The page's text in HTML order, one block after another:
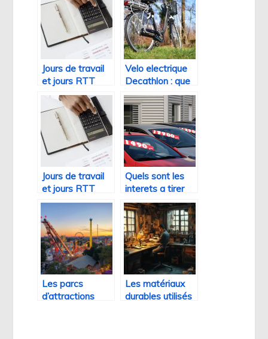
combien ?
Jours de travail
et jours RTT
attribues a un
salarie en 2021 :
combien ?
Velo electrique
Decathlon : que
faire lors d’une
panne de
l’assistance
electrique
Jours de travail
et jours RTT
attribués à un
salarié en 2021 :
combien ?
Quels sont les
interets a tirer
de l’achat d’une
voiture
d’occasion ?
Les parcs
d’attractions
Les matériaux
durables utilisés